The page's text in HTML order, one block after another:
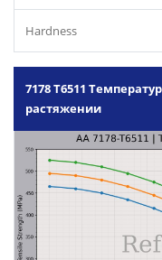
Hardness
7178 T6511
растяжении